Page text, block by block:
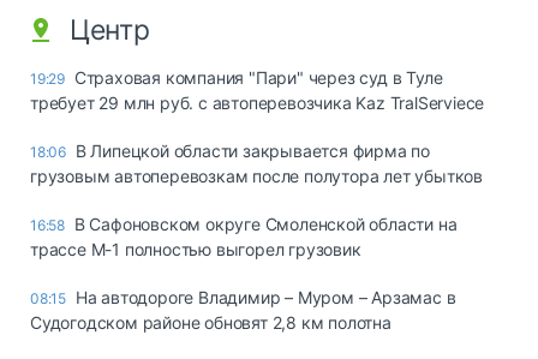
Центр
19:29 Страховая компания "Пари" через суд в Туле
требует 29 млн руб. с автоперевозчика Kaz TralServiece
18:06 В Липецкой области закрывается фирма по
грузовым автоперевозкам после полутора лет убытков
16:58 В Сафоновском округе Смоленской области на
трассе М-1 полностью выгорел грузовик
08:15 На автодороге Владимир – Муром – Арзамас в
Судогодском районе обновят 2,8 км полотна